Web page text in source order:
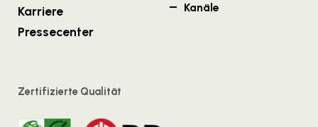
Karriere
Pressecenter
Kanäle
Zertifizierte Qualität